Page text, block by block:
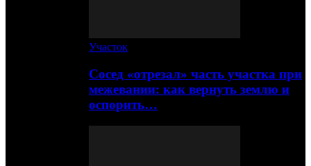
Участок
Сосед «отрезал» часть участка при
межевании: как вернуть землю и
оспорить…